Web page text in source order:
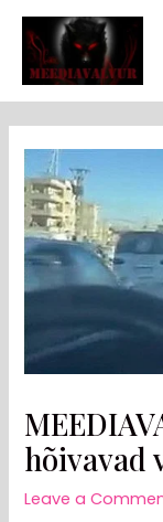
Skip
content
hõivavad
Leave a
Post
navigation